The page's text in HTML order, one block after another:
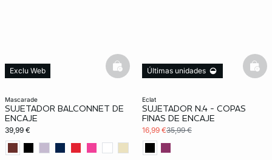
mascarade
SUJETADOR BALCONNET DE
ENCAJE
39,99 €
Exclu Web basketfull
eclat
SUJETADOR N.4 - COPAS
FINAS DE ENCAJE
16,99 €35,99 €
Últimas unidades
Exclu Web